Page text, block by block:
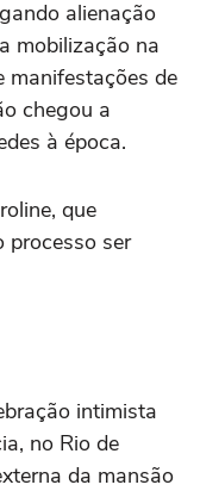
alienação
mobilização na
manifestações de
chegou a
à época.
que
processo ser
intimista
no Rio de
da mansão